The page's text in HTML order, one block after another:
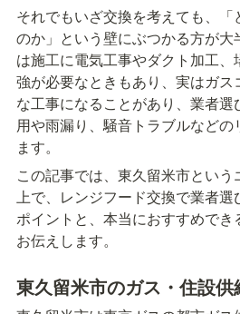
それでもいざ交換を考えても、
のか」という壁にぶつかる方が大
は施工に電気工事やダクト加工
強が必要なときもあり、実はガ
な工事になることがあり、業者
用や雨漏り、騒音トラブルなどの
ます。
この記事では、東久留米市とい
上で、レンジフード交換で業者
ポイントと、本当におすすめでき
お伝えします。
東久留米市のガス・住設供